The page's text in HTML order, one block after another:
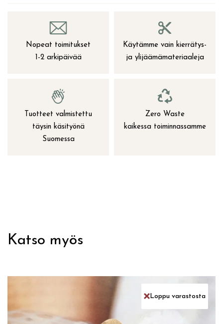
Nopeat toimitukset
1-2 arkipäivää
Käytämme vain kierrätys-
ja ylijäämämateriaaleja
Tuotteet valmistettu
täysin käsityönä
Suomessa
Zero Waste
kaikessa toiminnassamme
Katso myös
Loppu varastosta